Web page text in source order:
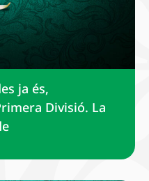
ja és,
Divisió. La